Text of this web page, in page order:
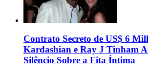
Contrato Secreto de US$ 6
Kardashian e Ray J Tinham
Silêncio Sobre a Fita Íntima